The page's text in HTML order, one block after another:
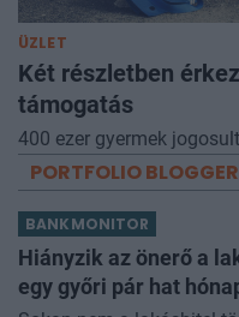
ÜZLET
Két részletben
támogatás
400 ezer gyermek
PORTFOLIO BLOGGER
BANKMONITOR
Hiányzik az önerő a
egy győri pár hat